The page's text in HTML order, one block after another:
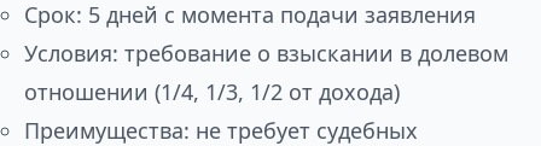
Срок: 5 дней с момента подачи заявления
Условия: требование о взыскании в долевом
отношении (1/4, 1/3, 1/2 от дохода)
Преимущества: не требует судебных